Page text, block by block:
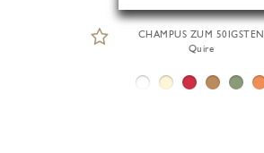
CHAMPUS ZUM 50IGSTEN
Quire